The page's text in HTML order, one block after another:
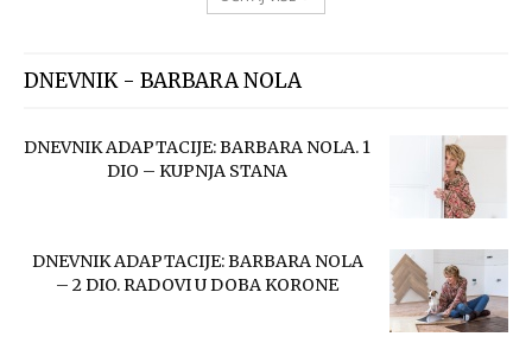
DNEVNIK - BARBARA NOLA
DNEVNIK ADAPTACIJE: BARBARA NOLA. 1
DIO – KUPNJA STANA
DNEVNIK ADAPTACIJE: BARBARA NOLA
– 2 DIO. RADOVI U DOBA KORONE